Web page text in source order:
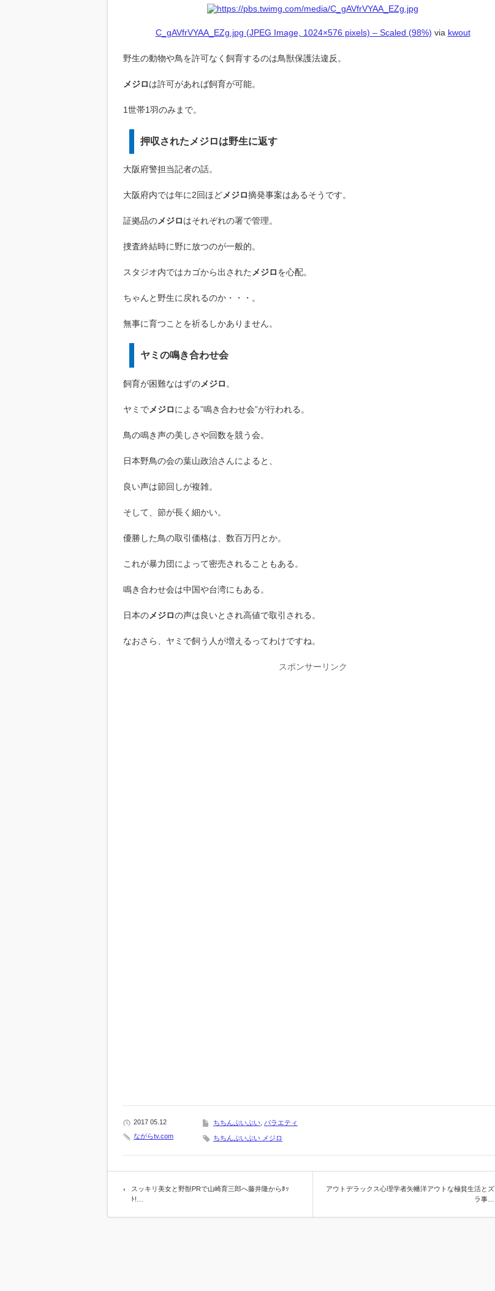
C_gAVfrVYAA_EZg.jpg (JPEG Image, 1024×576 pixels) – Scaled (98%) via kwout
野生の動物や鳥を許可なく飼育するのは鳥獣保護法違反。
メジロは許可があれば飼育が可能。
1世帯1羽のみまで。
押収されたメジロは野生に返す
大阪府警担当記者の話。
大阪府内では年に2回ほどメジロ摘発事案はあるそうです。
証拠品のメジロはそれぞれの署で管理。
捜査終結時に野に放つのが一般的。
スタジオ内ではカゴから出されたメジロを心配。
ちゃんと野生に戻れるのか・・・。
無事に育つことを祈るしかありません。
ヤミの鳴き合わせ会
飼育が困難なはずのメジロ 。
ヤミでメジロによる”鳴き合わせ会”が行われる。
鳥の鳴き声の美しさや回数を競う会。
日本野鳥の会の葉山政治さんによると、
良い声は節回しが複雑。
そして、節が長く細かい。
優勝した鳥の取引価格は、数百万円とか。
これが暴力団によって密売されることもある。
鳴き合わせ会は中国や台湾にもある。
日本のメジロの声は良いとされ高値で取引される。
なおさら、ヤミで飼う人が増えるってわけですね。
スポンサーリンク
2017 05.12
ながらtv.com
ちちんぷいぷい バラエティ
ちちんぷいぷい メジロ
スッキリ美女と野獣PRで山崎育三郎へ藤井隆からﾎｯ
ﾄ!…
アウトデラックス心理学者矢幡洋アウトな極貧生活とズ
ラ事…